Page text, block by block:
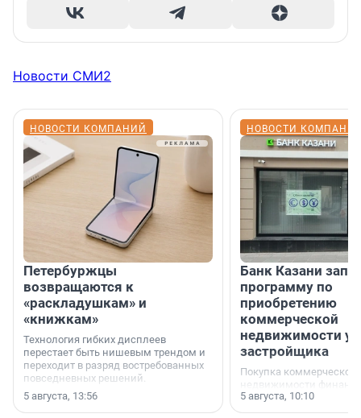
Новости СМИ2
НОВОСТИ КОМПАНИЙ
Петербуржцы
возвращаются к
«раскладушкам» и
«книжкам»
Технология гибких дисплеев
перестает быть нишевым трендом и
переходит в разряд востребованных
повседневных решений.
5 августа, 13:56
НОВОСТИ
Банк Казани
программу по
приобретению
коммерческой
недвижимости у
застройщика
Покупка коммерческой
недвижимости
инструмент,
предпринимателей.
5 августа, 10:10